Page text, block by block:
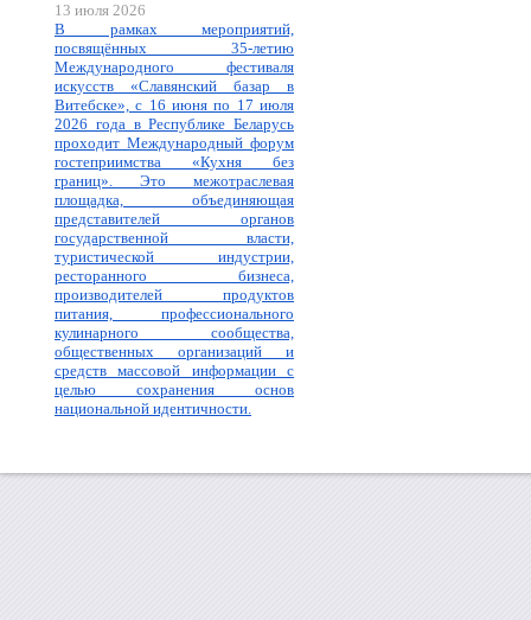
13 июля 2026
В рамках мероприятий,
посвящённых 35-летию
Международного фестиваля
искусств «Славянский базар в
Витебске», с 16 июня по 17 июля
2026 года в Республике Беларусь
проходит Международный форум
гостеприимства «Кухня без
границ». Это межотраслевая
площадка, объединяющая
представителей органов
государственной власти,
туристической индустрии,
ресторанного бизнеса,
производителей продуктов
питания, профессионального
кулинарного сообщества,
общественных организаций и
средств массовой информации с
целью сохранения основ
национальной идентичности.